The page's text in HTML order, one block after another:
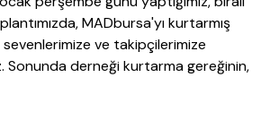
MADbursa'yı kurtarmış
ve takipçilerimize
Sonunda derneği kurtarma gereğinin,